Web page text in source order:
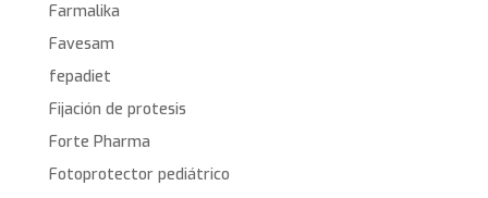
Farmalika
Favesam
fepadiet
Fijación de protesis
Forte Pharma
Fotoprotector pediátrico